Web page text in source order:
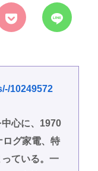
10249572
心に、1970
グ家電、特
ている。一